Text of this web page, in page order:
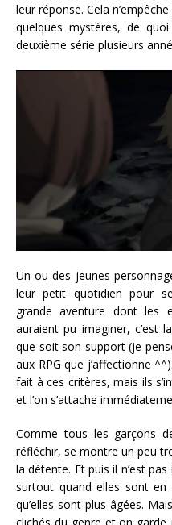
leur réponse. Cela
quelques mystères, de
deuxième série plusieurs
Un ou des jeunes
leur petit quotidien pour
grande aventure dont les
auraient pu imaginer, c’est
que soit son support (je
aux RPG que j’affectionne
fait à ces critères, mais ils
et l’on s’attache
Comme tous les garçons
réfléchir, se montre un peu
la détente. Et puis il n’est
surtout quand elles sont
qu’elles sont plus âgées.